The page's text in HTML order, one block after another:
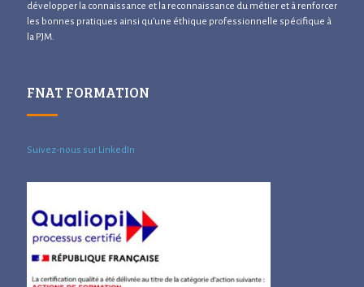
développer la connaissance et la reconnaissance du métier et à renforcer
les bonnes pratiques ainsi qu’une éthique professionnelle spécifique à
la PJM.
FNAT FORMATION
Suivez-nous sur LinkedIn